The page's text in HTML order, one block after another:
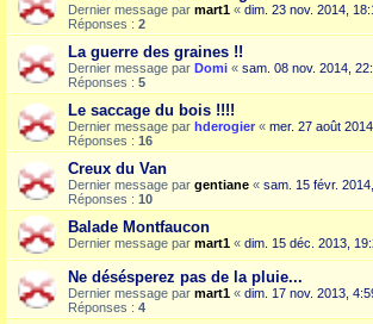
Dernier message par mart1 « dim. 23 nov. 2014,
Réponses : 2
La guerre des graines !!
Dernier message par Domi « sam. 08 nov. 2014,
Réponses : 5
Le saccage du bois !!!!
Dernier message par hderogier « mer. 27 août
Réponses : 16
Creux du Van
Dernier message par gentiane « sam. 15 févr.
Réponses : 10
Balade Montfaucon
Dernier message par mart1 « dim. 15 déc. 2013,
Ne désésperez pas de la pluie...
Dernier message par mart1 « dim. 17 nov. 2013,
Réponses : 4